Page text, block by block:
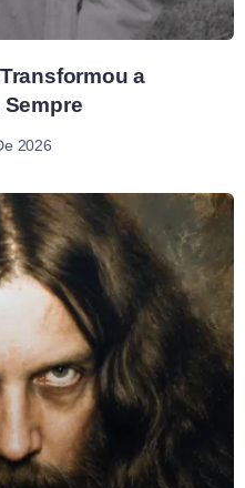
a
2026